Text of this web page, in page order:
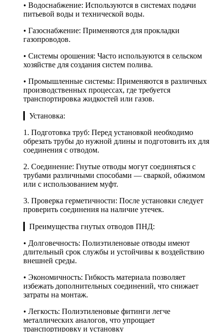
• Водоснабжение: Используются в системах подачи
питьевой воды и технической воды.
• Газоснабжение: Применяются для прокладки
газопроводов.
• Системы орошения: Часто используются в сельском
хозяйстве для создания систем полива.
• Промышленные системы: Применяются в различных
производственных процессах, где требуется
транспортировка жидкостей или газов.
▎Установка:
1. Подготовка труб: Перед установкой необходимо
обрезать трубы до нужной длины и подготовить их для
соединения с отводом.
2. Соединение: Гнутые отводы могут соединяться с
трубами различными способами — сваркой, обжимом
или с использованием муфт.
3. Проверка герметичности: После установки следует
проверить соединения на наличие утечек.
▎Преимущества гнутых отводов ПНД:
• Долговечность: Полиэтиленовые отводы имеют
длительный срок службы и устойчивы к воздействию
внешней среды.
• Экономичность: Гибкость материала позволяет
избежать дополнительных соединений, что снижает
затраты на монтаж.
• Легкость: Полиэтиленовые фитинги легче
металлических аналогов, что упрощает
транспортировку и установку